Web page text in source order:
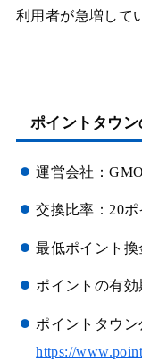
利用者が急増して
ポイントタウ
運営会社：
交換比率：20
最低ポイント換
ポイントの有
ポイントタウン
https://